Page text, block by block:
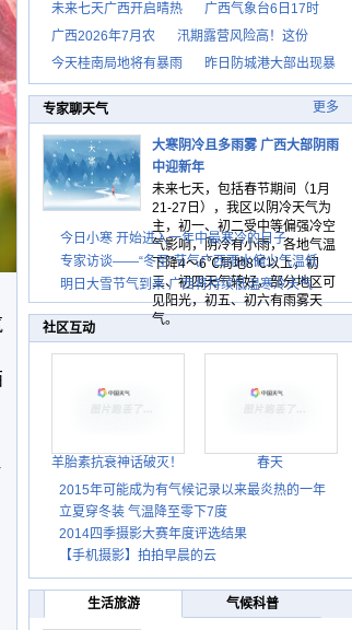
未来七天广西开启晴热
广西气象台6日17时
广西2026年7月农
汛期露营风险高！这份
今天桂南局地将有暴雨
昨日防城港大部出现暴
专家聊天气 更多
大寒阴冷且多雨雾 广西大部阴雨
中迎新年
未来七天，包括春节期间（1月
21-27日），我区以阴冷天气为
主，初一、初二受中等偏强冷空
气影响，阴冷有小雨，各地气温
下降4～6℃局地8℃以上，初
三、初四天气转好，部分地区可
见阳光，初五、初六有雨雾天
气。
今日小寒 开始进入一年中最寒冷的日子
专家访谈——“冬至”节气广西雨水偏少气温低
明日大雪节气到来 广西将持续低温寒冷天气
社区互动
羊胎素抗衰神话破灭！
春天
2015年可能成为有气候记录以来最炎热的一年
立夏穿冬装 气温降至零下7度
2014四季摄影大赛年度评选结果
【手机摄影】拍拍早晨的云
生活旅游 气候科普